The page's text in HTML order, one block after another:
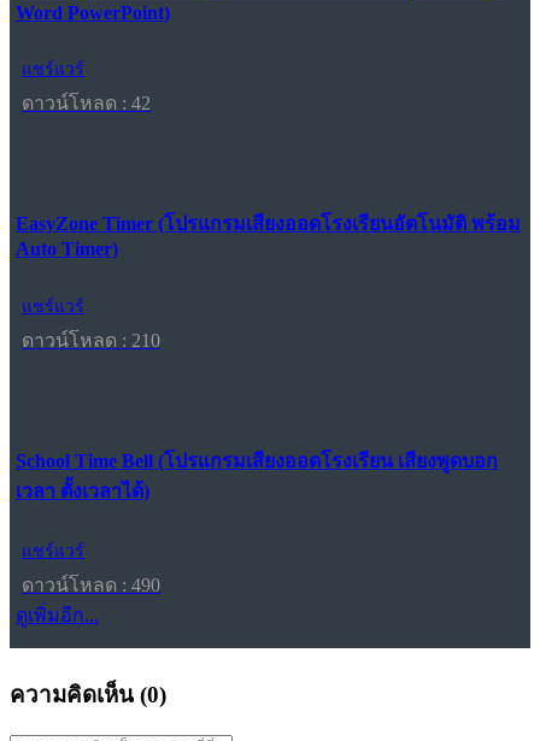
Word PowerPoint)
แชร์แวร์
ดาวน์โหลด : 42
EasyZone Timer (โปรแกรมเสียงออดโรงเรียนอัตโนมัติ พร้อม
Auto Timer)
แชร์แวร์
ดาวน์โหลด : 210
School Time Bell (โปรแกรมเสียงออดโรงเรียน เสียงพูดบอก
เวลา ตั้งเวลาได้)
แชร์แวร์
ดาวน์โหลด : 490
ดูเพิ่มอีก...
ความคิดเห็น (0)